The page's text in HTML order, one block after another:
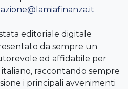
editoriale digitale
da sempre un
ed affidabile per
italiano, raccontando sempre
i principali avvenimenti